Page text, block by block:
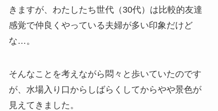
きますが、わたしたち世代（30代）は比較的友達
感覚で仲良くやっている夫婦が多い印象だけど
な…。
そんなことを考えながら悶々と歩いていたのです
が、水場入り口からしばらくしてからやや景色が
見えてきました。